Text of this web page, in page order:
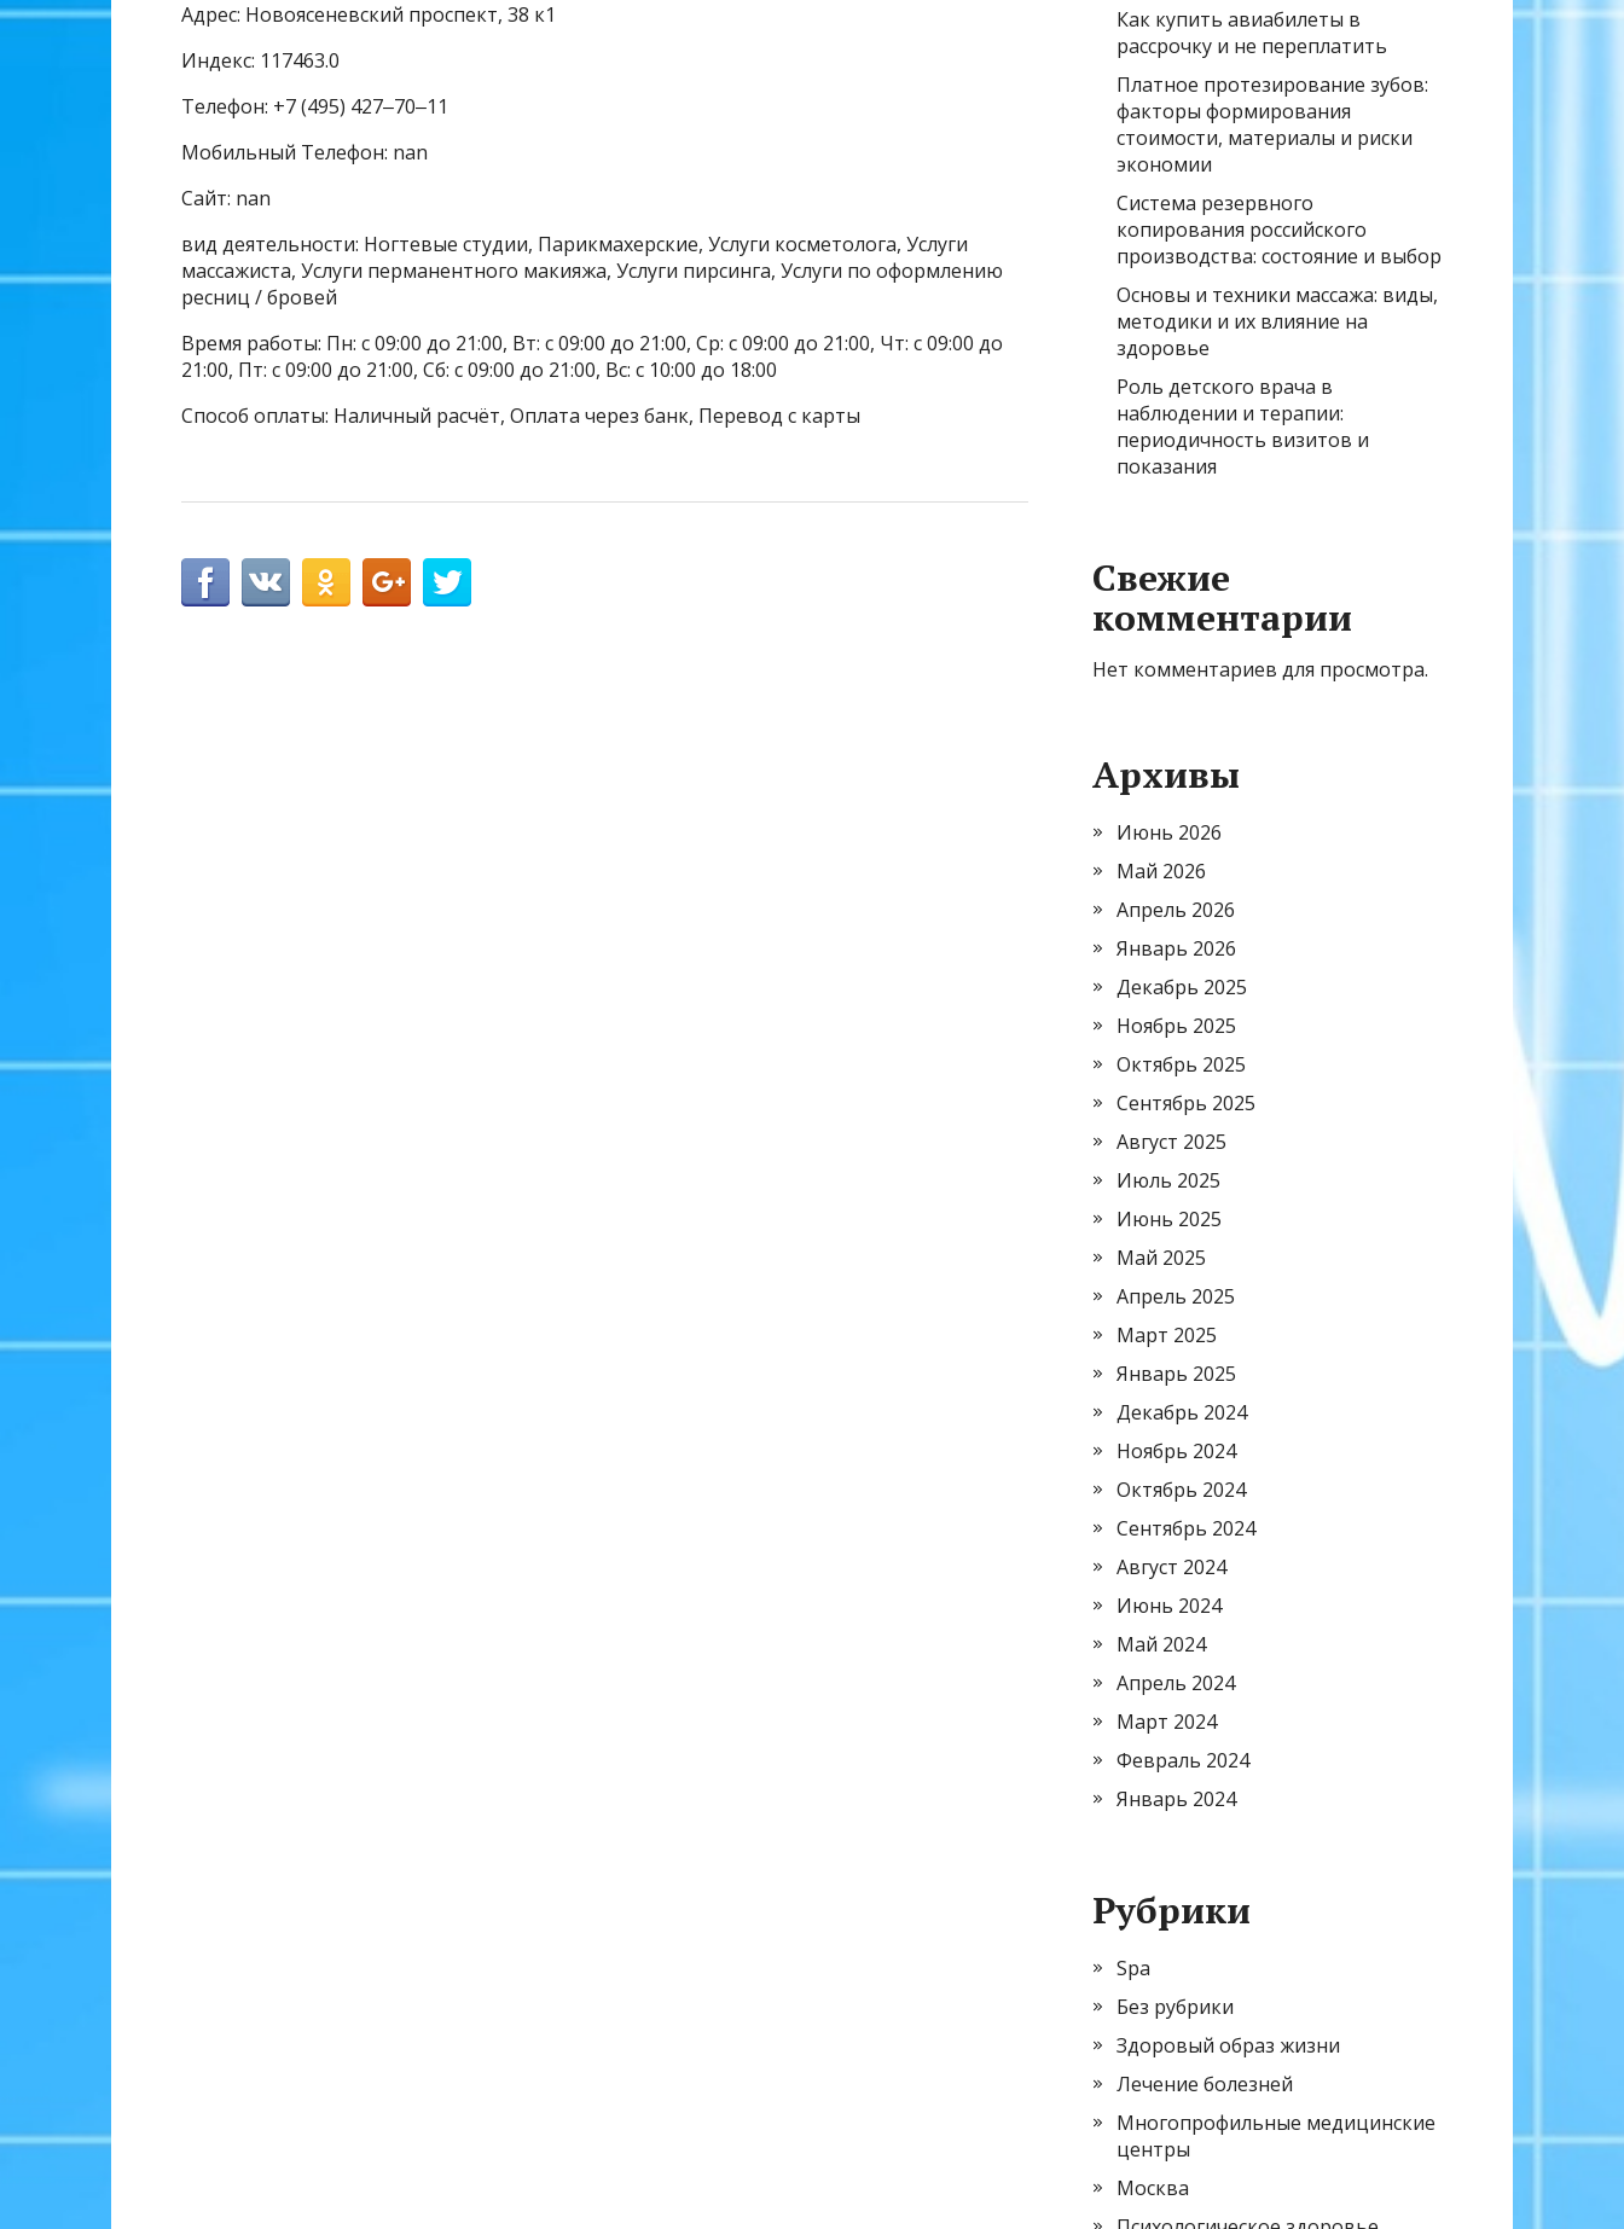
Адрес: Новоясеневский проспект, 38 к1
Индекс: 117463.0
Телефон: +7 (495) 427‒70‒11
Мобильный Телефон: nan
Сайт: nan
вид деятельности: Ногтевые студии, Парикмахерские, Услуги косметолога, Услуги
массажиста, Услуги перманентного макияжа, Услуги пирсинга, Услуги по оформлению
ресниц / бровей
Время работы: Пн: с 09:00 до 21:00, Вт: с 09:00 до 21:00, Ср: с 09:00 до 21:00, Чт: с 09:00 до
21:00, Пт: с 09:00 до 21:00, Сб: с 09:00 до 21:00, Вс: с 10:00 до 18:00
Способ оплаты: Наличный расчёт, Оплата через банк, Перевод с карты
Как купить авиабилеты в
рассрочку и не переплатить
Платное протезирование зубов:
факторы формирования
стоимости, материалы и риски
экономии
Система резервного
копирования российского
производства: состояние и выбор
Основы и техники массажа: виды,
методики и их влияние на
здоровье
Роль детского врача в
наблюдении и терапии:
периодичность визитов и
показания
Свежие
комментарии
Нет комментариев для просмотра.
Архивы
Июнь 2026
Май 2026
Апрель 2026
Январь 2026
Декабрь 2025
Ноябрь 2025
Октябрь 2025
Сентябрь 2025
Август 2025
Июль 2025
Июнь 2025
Май 2025
Апрель 2025
Март 2025
Январь 2025
Декабрь 2024
Ноябрь 2024
Октябрь 2024
Сентябрь 2024
Август 2024
Июнь 2024
Май 2024
Апрель 2024
Март 2024
Февраль 2024
Январь 2024
Рубрики
Spa
Без рубрики
Здоровый образ жизни
Лечение болезней
Многопрофильные медицинские
центры
Москва